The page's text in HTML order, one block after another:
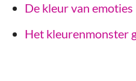
De kleur van emoties
Het kleurenmonster